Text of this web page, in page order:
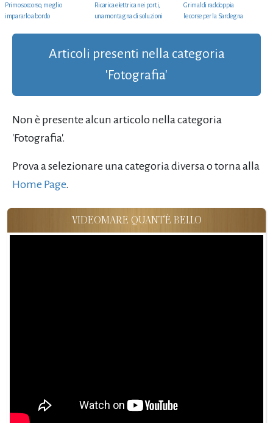
Primo soccorso, meglio
impararlo a bordo
Ricarica elettrica nei porti,
una montagna di soluzioni
Grimaldi raddoppia
le corse per la Sardegna
Articoli presenti nella categoria
'Fotografia'
Non è presente alcun articolo nella categoria
'Fotografia'.
Prova a selezionare una categoria diversa o torna alla
Home Page.
VIDEOMARE QUANT'È BELLO